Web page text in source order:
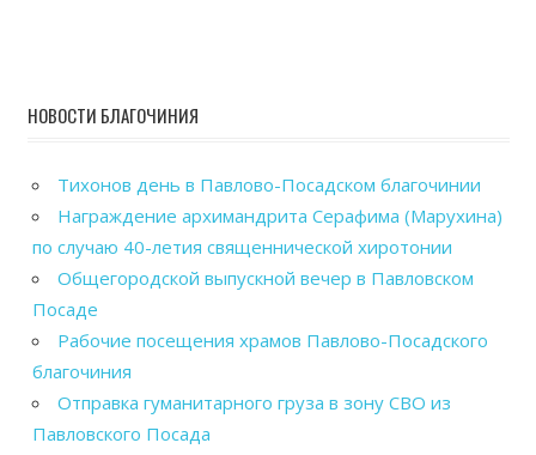
НОВОСТИ БЛАГОЧИНИЯ
Тихонов день в Павлово-Посадском благочинии
Награждение архимандрита Серафима (Марухина)
по случаю 40-летия священнической хиротонии
Общегородской выпускной вечер в Павловском
Посаде
Рабочие посещения храмов Павлово-Посадского
благочиния
Отправка гуманитарного груза в зону СВО из
Павловского Посада